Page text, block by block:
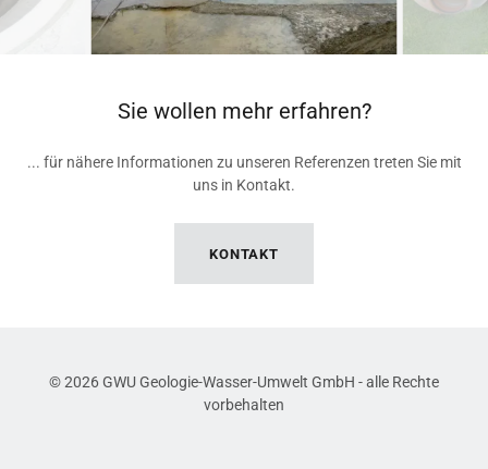
Sie wollen mehr erfahren?
... für nähere Informationen zu unseren Referenzen treten Sie mit
uns in Kontakt.
KONTAKT
© 2026 GWU Geologie-Wasser-Umwelt GmbH - alle Rechte
vorbehalten